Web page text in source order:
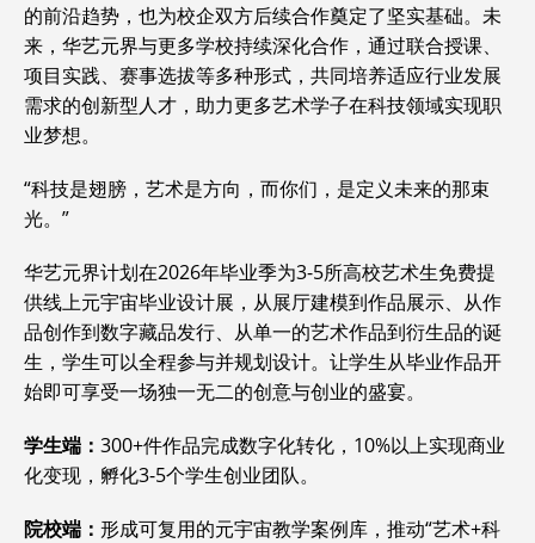
的前沿趋势，也为校企双方后续合作奠定了坚实基础。未
来，华艺元界与更多学校持续深化合作，通过联合授课、
项目实践、赛事选拔等多种形式，共同培养适应行业发展
需求的创新型人才，助力更多艺术学子在科技领域实现职
业梦想。
“科技是翅膀，艺术是方向，而你们，是定义未来的那束
光。”
华艺元界计划在2026年毕业季为3-5所高校艺术生免费提
供线上元宇宙毕业设计展，从展厅建模到作品展示、从作
品创作到数字藏品发行、从单一的艺术作品到衍生品的诞
生，学生可以全程参与并规划设计。让学生从毕业作品开
始即可享受一场独一无二的创意与创业的盛宴。
学生端： 300+件作品完成数字化转化，10%以上实现商业
化变现，孵化3-5个学生创业团队。
院校端： 形成可复用的元宇宙教学案例库，推动“艺术+科